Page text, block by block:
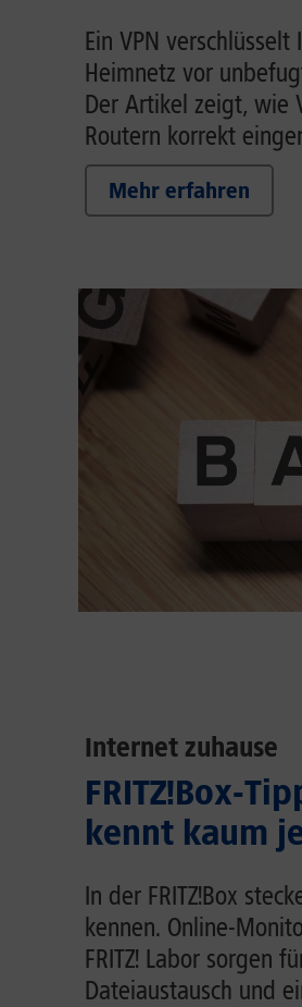
Ein VPN
Heimnetz vor
Der Artikel zeigt, wie
Routern korrekt
Mehr erfahren
Internet zuhause
FRITZ!Box-
kennt kaum
In der FRITZ!Box
kennen. Online-
FRITZ! Labor sorgen
Dateiaustausch und